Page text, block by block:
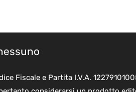
Fiscale e Partita I.V.A.
considerarsi un prodotto